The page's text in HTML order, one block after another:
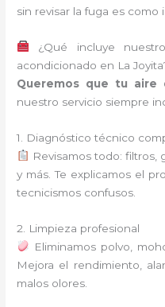
sin revisar la fuga es como
¿Qué incluye
acondicionado en La
Queremos que tu aire
nuestro servicio siempre
1. Diagnóstico técnico
Revisamos todo: filtros,
y más. Te explicamos el
tecnicismos confusos.
2. Limpieza profesional
Eliminamos polvo,
Mejora el rendimiento,
malos olores.